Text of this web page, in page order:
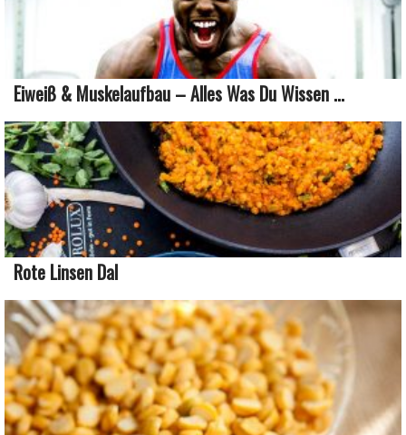
Eiweiß & Muskelaufbau – Alles Was Du Wissen ...
Rote Linsen Dal